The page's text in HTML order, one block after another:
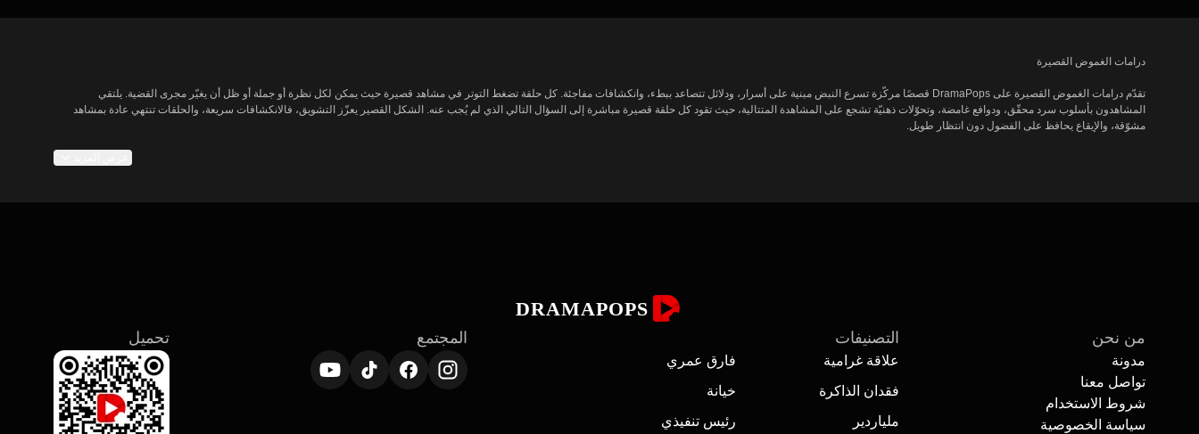
تصفّح العناوين المُنتقاة واختر أي سلسلة لتبدأ قوسًا قصيرًا وإدمانيًا، حيث تتحرك الحلقات بسرعة تشجّع على متابعة الدليل أو التحوّل التالي فورًا. للبدء، اختر سلسلة مميزة واضغط على خيار المشاهدة الآن مجانًا على DramaPops. صُممت هذه المختارات
اكشف أفضل درامات الغموض اليوم — استكشف درامات الغموض القصيرة المثيرة الآن وابدأ بمشاهدة أفضل اختيارات الغموض على DramaPops.
DRAMAPOPS
من نحن
مدونة
تواصل معنا
شروط الاستخدام
سياسة الخصوصية
التصنيفات
علاقة غرامية
فارق عمري
فقدان الذاكرة
خيانة
ملياردير
رئيس تنفيذي
المجتمع تحميل